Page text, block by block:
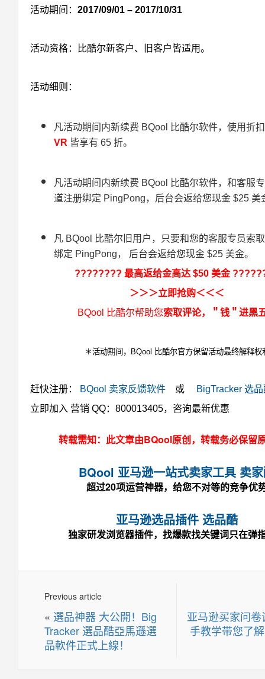
活动期间： 2017/09/01 – 2017/10/31
活动资格：比酷尔新客户、旧客户皆适用。
活动细则：
凡活动期间内新续费 BQool 比酷尔软件，使用折
VR 皆享有 65 折。
凡活动期间内新续费 BQool 比酷尔软件，和客服
道注册绑定 PingPong，后台会返给您现金 $25 美
凡 BQool 比酷尔旧用户，只要和您的客服专员索
绑定 PingPong， 后台会返给您现金 $25 美金。
???????? 最高返给金高达 $50 美金
＞＞＞立即抢购＜＜＜
BQool 比酷尔帮助您索取评论，＂钱＂进黑
＊活动期间，BQool 比酷尔官方保留活动最终解释权
赶快注册： BQool 卖家反馈软件 或
BigTracker 选
立即加入 营销 QQ：800013405，咨询最新优惠
转载需知：此文章由BQool原创，转载务必保留
BQool 亚马逊一站式卖家工具 卖
超过20项运营神器，给您不对等的竞争优
亚马逊选品插件 选品酷
独家研发浏览器插件，找爆款找关键词只在弹
亚马逊买家问
手教学带您了
Previous article
« 選品神器 大公開！Big
Tracker 選品酷亞馬遜選
品軟件正式上線！